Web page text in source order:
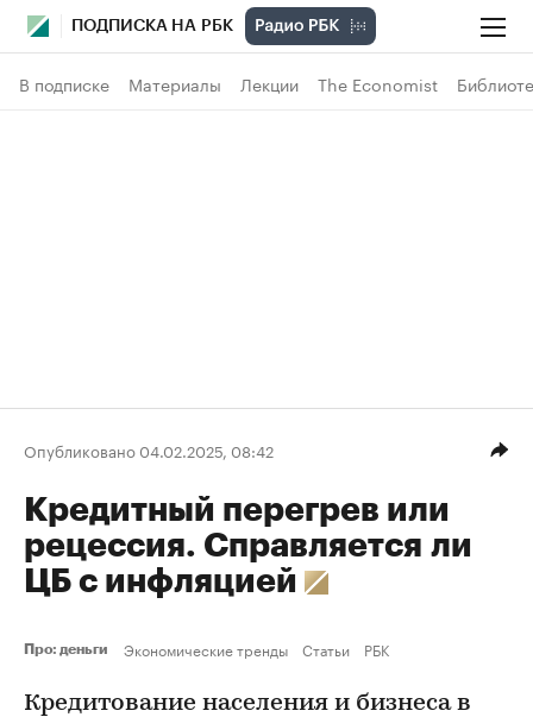
ПОДПИСКА НА РБК
В подписке Материалы Лекции The Economist
Опубликовано 04.02.2025, 08:42
Кредитный перегрев или
рецессия. Справляется ли
ЦБ с инфляцией
Про: деньги Экономические тренды Статьи РБК
Кредитование населения и бизнеса в